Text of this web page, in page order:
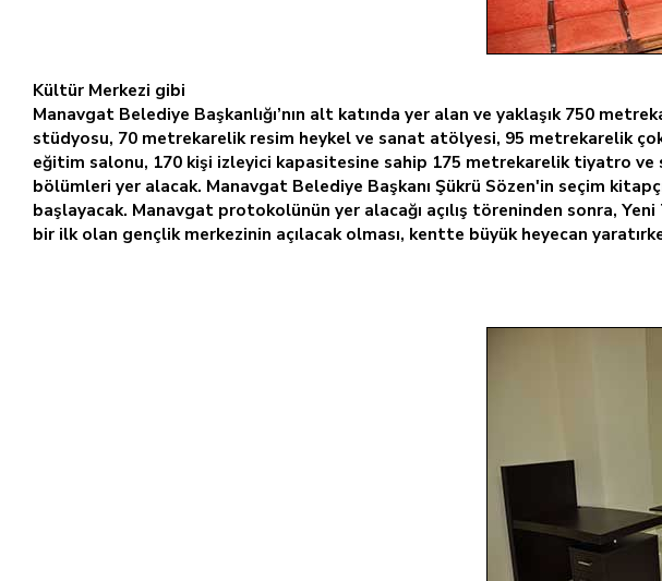
Kültür Merkezi gibi
Manavgat Belediye Başkanlığı’nın alt katında yer alan ve yaklaşık 750
stüdyosu, 70 metrekarelik resim heykel ve sanat atölyesi, 95 metrekarelik
eğitim salonu, 170 kişi izleyici kapasitesine sahip 175 metrekarelik tiyatro
bölümleri yer alacak. Manavgat Belediye Başkanı Şükrü Sözen'in seçim
başlayacak. Manavgat protokolünün yer alacağı açılış töreninden sonra,
bir ilk olan gençlik merkezinin açılacak olması, kentte büyük heyecan